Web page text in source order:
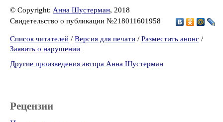
© Copyright: Анна Шустерман, 2018
Свидетельство о публикации №218011601958
Список читателей / Версия для печати / Разместить анонс /
Заявить о нарушении
Другие произведения автора Анна Шустерман
Рецензии